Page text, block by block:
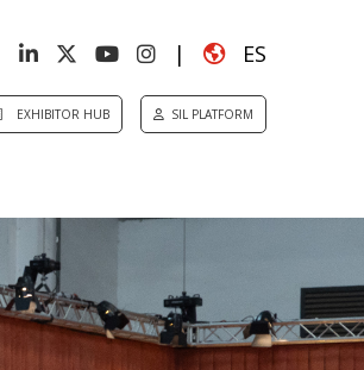
| ES
EXHIBITOR HUB SIL PLATFORM